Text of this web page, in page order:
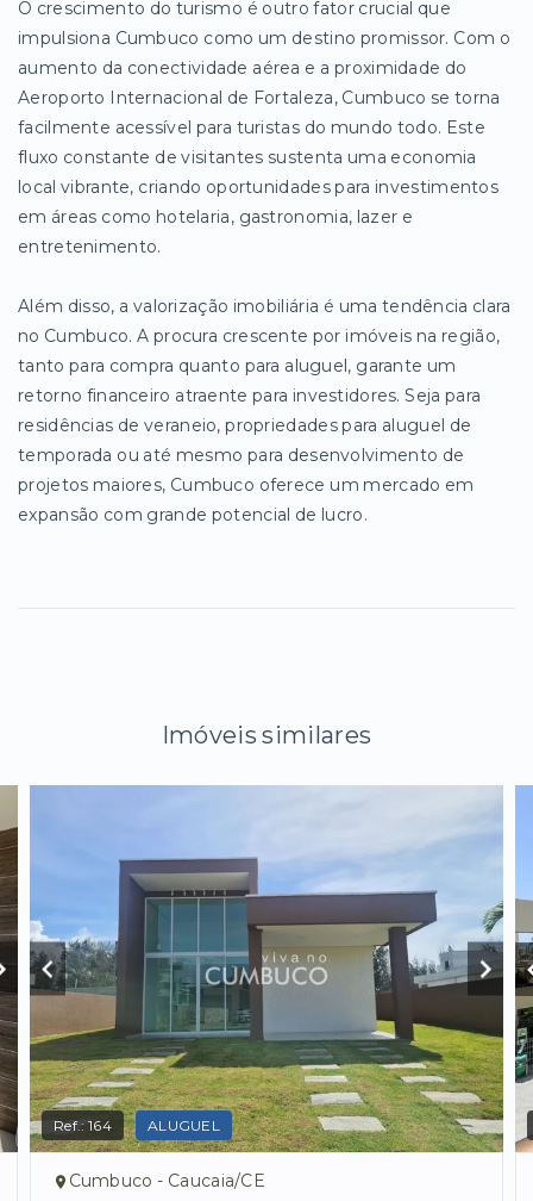
O crescimento do turismo é outro fator crucial que
impulsiona Cumbuco como um destino promissor. Com o
aumento da conectividade aérea e a proximidade do
Aeroporto Internacional de Fortaleza, Cumbuco se torna
facilmente acessível para turistas do mundo todo. Este
fluxo constante de visitantes sustenta uma economia
local vibrante, criando oportunidades para investimentos
em áreas como hotelaria, gastronomia, lazer e
entretenimento.
Além disso, a valorização imobiliária é uma tendência clara
no Cumbuco. A procura crescente por imóveis na região,
tanto para compra quanto para aluguel, garante um
retorno financeiro atraente para investidores. Seja para
residências de veraneio, propriedades para aluguel de
temporada ou até mesmo para desenvolvimento de
projetos maiores, Cumbuco oferece um mercado em
expansão com grande potencial de lucro.
Imóveis similares
Ref.:164 ALUGUEL
Cumbuco - Caucaia/CE